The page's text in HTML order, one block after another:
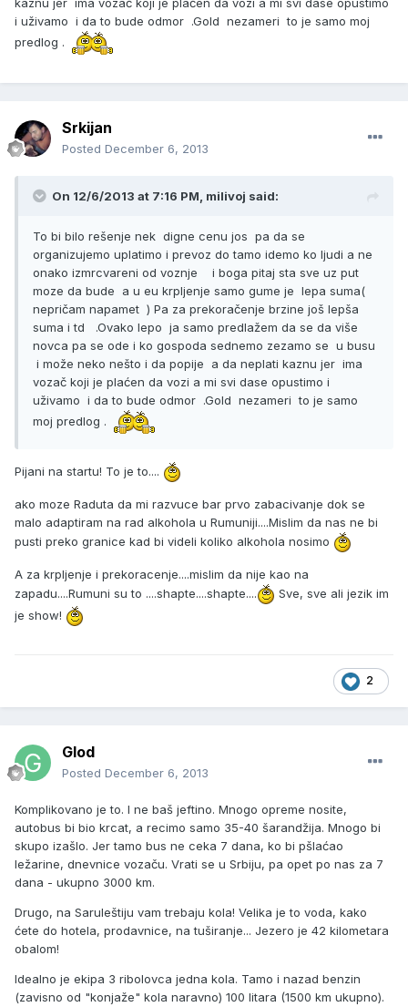
kaznu jer ima vozač koji je plaćen da vozi a mi svi dase opustimo
i uživamo i da to bude odmor .Gold nezameri to je samo moj
predlog .
Srkijan
Posted December 6, 2013
On 12/6/2013 at 7:16 PM, milivoj said:
To bi bilo rešenje nek digne cenu jos pa da se
organizujemo uplatimo i prevoz do tamo idemo ko ljudi a ne
onako izmrcvareni od voznje i boga pitaj sta sve uz put
moze da bude a u eu krpljenje samo gume je lepa suma(
nepričam napamet ) Pa za prekoračenje brzine još lepša
suma i td .Ovako lepo ja samo predlažem da se da više
novca pa se ode i ko gospoda sednemo zezamo se u busu
i može neko nešto i da popije a da neplati kaznu jer ima
vozač koji je plaćen da vozi a mi svi dase opustimo i
uživamo i da to bude odmor .Gold nezameri to je samo
moj predlog .
Pijani na startu! To je to....
ako moze Raduta da mi razvuce bar prvo zabacivanje dok se
malo adaptiram na rad alkohola u Rumuniji....Mislim da nas ne bi
pusti preko granice kad bi videli koliko alkohola nosimo
A za krpljenje i prekoracenje....mislim da nije kao na
zapadu....Rumuni su to ....shapte....shapte....
Sve, sve ali jezik im
je show!
2
Glod
Posted December 6, 2013
Komplikovano je to. I ne baš jeftino. Mnogo opreme nosite,
autobus bi bio krcat, a recimo samo 35-40 šarandžija. Mnogo bi
skupo izašlo. Jer tamo bus ne ceka 7 dana, ko bi pšlaćao
ležarine, dnevnice vozaču. Vrati se u Srbiju, pa opet po nas za 7
dana - ukupno 3000 km.
Drugo, na Saruleštiju vam trebaju kola! Velika je to voda, kako
ćete do hotela, prodavnice, na tuširanje... Jezero je 42 kilometara
obalom!
Idealno je ekipa 3 ribolovca jedna kola. Tamo i nazad benzin
(zavisno od "konjaže" kola naravno) 100 litara (1500 km ukupno).